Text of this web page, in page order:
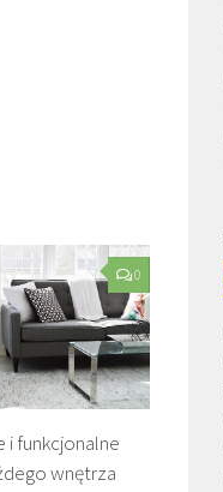
0
funkcjonalne
wnętrza